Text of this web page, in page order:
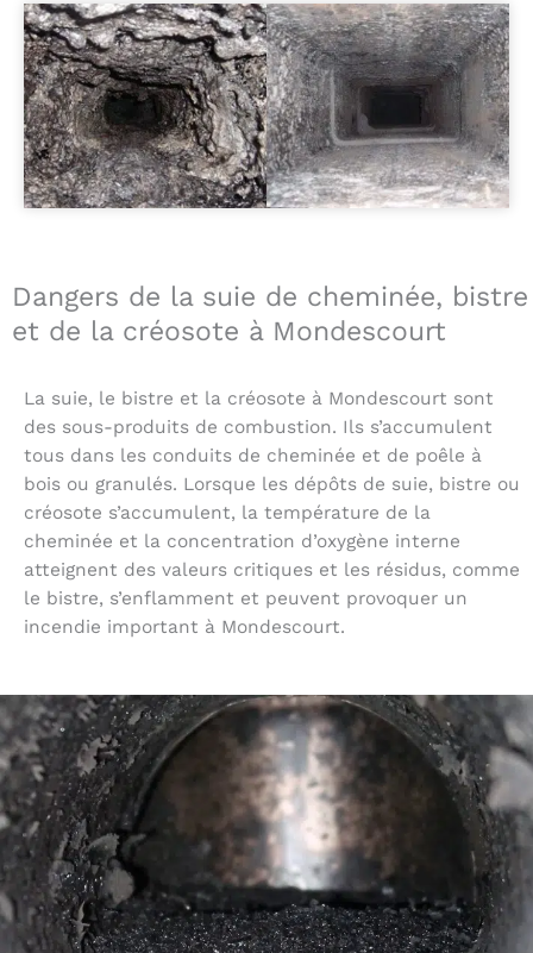
Dangers de la suie de cheminée, bistre
et de la créosote à Mondescourt
La suie, le bistre et la créosote à Mondescourt sont
des sous-produits de combustion. Ils s’accumulent
tous dans les conduits de cheminée et de poêle à
bois ou granulés. Lorsque les dépôts de suie, bistre ou
créosote s’accumulent, la température de la
cheminée et la concentration d’oxygène interne
atteignent des valeurs critiques et les résidus, comme
le bistre, s’enflamment et peuvent provoquer un
incendie important à Mondescourt.